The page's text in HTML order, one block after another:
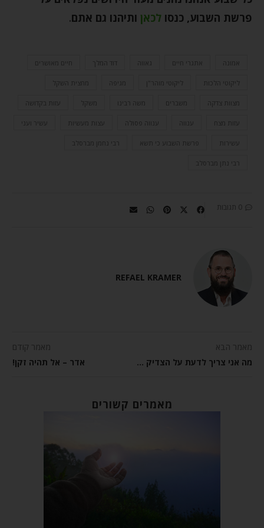
פרשת השבוע, כנסו לכאן ותיהנו גם אתם.
אמונה אתגרי חיים דוד המלך חיים מאושרים
ליקוטי הלכות ליקוטי מוהר"ן מגיפה מחצית השקל
מצוות צדקה משברים משה רבינו משקל עזות בקדושה
עזות מצח ענווה פסולה עצות מעשיות עשיר ועני
עשירות פרשת השבוע כי תשא רבי נחמן מברסלב
רבי נתן מברסלב
0 תגובות
REFAEL KRAMER
מאמר הבא
מה אני צריך לדעת על הצדיק כדי להיות ברסלבר אמיתי?
מאמר קודם
אדר – אל תהיה זקן!
מאמרים קשורים